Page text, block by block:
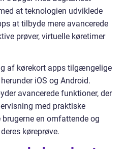
at teknologien udviklede
at tilbyde mere avancerede
prøver, virtuelle køretimer
af kørekort apps tilgængelige
iOS og Android.
avancerede funktioner, der
med praktiske
en omfattende og
køreprøve.